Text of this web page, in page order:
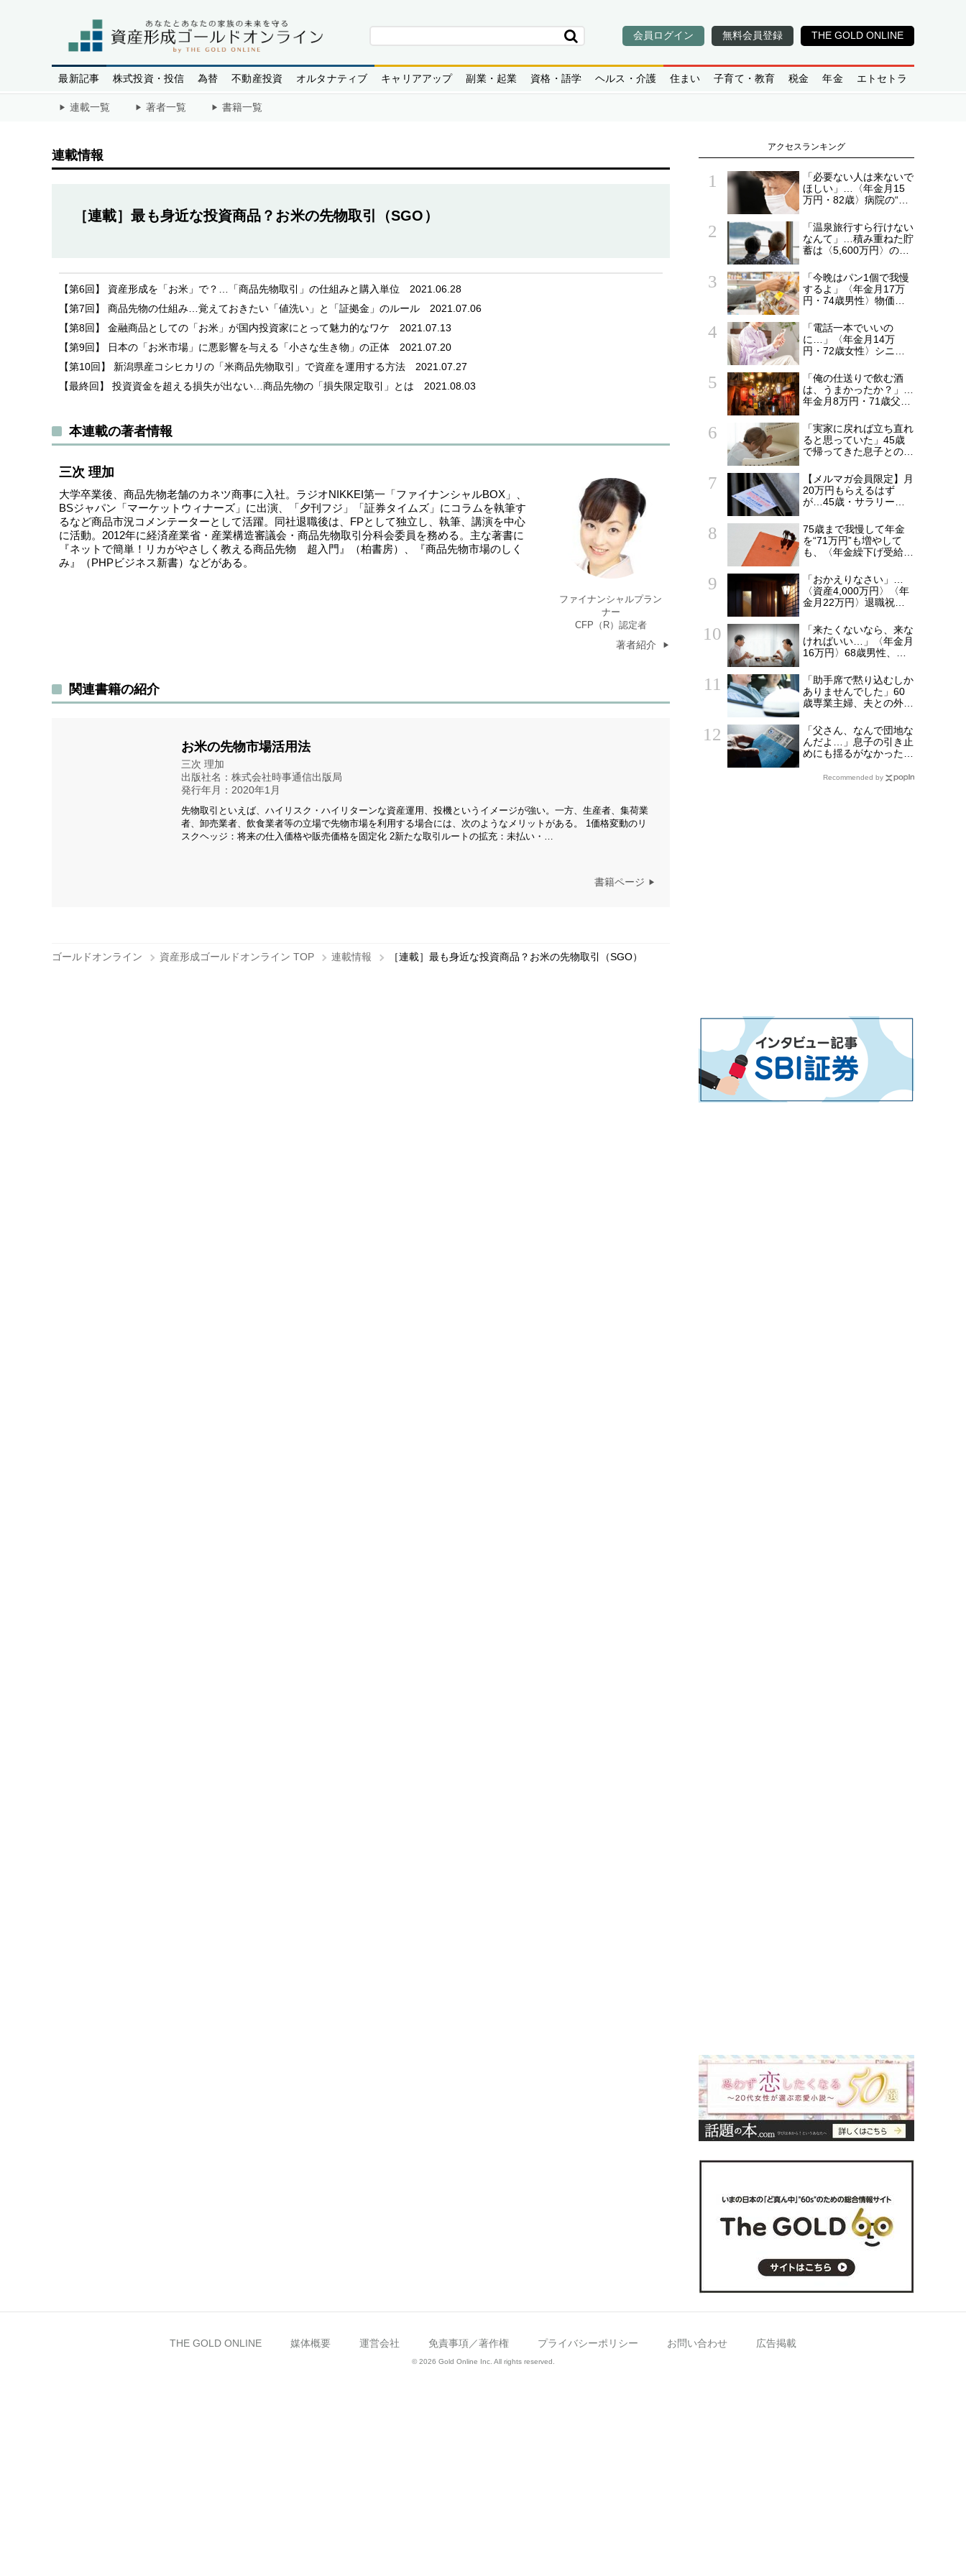
会員ログイン 無料会員登録 THE GOLD ONLINE
最新記事 株式投資・投信 為替 不動産投資 オルタナティブ キャリアアップ 副業・起業 資格・語学 ヘルス・介護 住まい 子育て・教育 税金 年金 エトセトラ
連載一覧 著者一覧 書籍一覧
連載情報
［連載］最も身近な投資商品？お米の先物取引（SGO）
【第6回】 資産形成を「お米」で？…「商品先物取引」の仕組みと購入単位
2021.06.28
【第7回】 商品先物の仕組み…覚えておきたい「値洗い」と「証拠金」のルール
2021.07.06
【第8回】 金融商品としての「お米」が国内投資家にとって魅力的なワケ
2021.07.13
【第9回】 日本の「お米市場」に悪影響を与える「小さな生き物」の正体
2021.07.20
【第10回】 新潟県産コシヒカリの「米商品先物取引」で資産を運用する方法
2021.07.27
【最終回】 投資資金を超える損失が出ない…商品先物の「損失限定取引」とは
2021.08.03
本連載の著者情報
三次 理加
大学卒業後、商品先物老舗のカネツ商事に入社。ラジオNIKKEI第一「ファイナンシャルBOX」、
BSジャパン「マーケットウィナーズ」に出演、「夕刊フジ」「証券タイムズ」にコラムを執筆す
るなど商品市況コメンテーターとして活躍。同社退職後は、FPとして独立し、執筆、講演を中心
に活動。2012年に経済産業省・産業構造審議会・商品先物取引分科会委員を務める。主な著書に
『ネットで簡単！リカがやさしく教える商品先物 超入門』（柏書房）、『商品先物市場のしく
み』（PHPビジネス新書）などがある。
ファイナンシャルプラン
ナー
CFP（R）認定者
著者紹介
関連書籍の紹介
お米の先物市場活用法
三次 理加
出版社名：株式会社時事通信出版局
発行年月：2020年1月
先物取引といえば、ハイリスク・ハイリターンな資産運用、投機というイメージが強い。一方、生産者、集荷業
者、卸売業者、飲食業者等の立場で先物市場を利用する場合には、次のようなメリットがある。 1価格変動のリ
スクヘッジ：将来の仕入価格や販売価格を固定化 2新たな取引ルートの拡充：未払い・…
書籍ページ
ゴールドオンライン 資産形成ゴールドオンライン TOP 連載情報 ［連載］最も身近な投資商品？お米の先物取引（SGO）
アクセスランキング
「必要ない人は来ないで
ほしい」…〈年金月15
万円・82歳〉病院の“常
られた20代会社員の本
音。それでも通い続ける
理由
「温泉旅行すら行けない
なんて」…積み重ねた貯
蓄は〈5,600万円〉の68
を貯めたはずが「馬鹿だ
った」肩を落とす理由
「今晩はパン1個で我慢
するよ」〈年金月17万
円・74歳男性〉物価高
食卓”
「電話一本でいいの
に…」〈年金月14万
円・72歳女性〉シニア
家族からの連絡
「俺の仕送りで飲む酒
は、うまかったか？」…
年金月8万円・71歳父を
助〉が途絶えた夜
「実家に戻れば立ち直れ
ると思っていた」45歳
で帰ってきた息子との同
万円・75歳母〉が漏ら
した本音
【メルマガ会員限定】月
20万円もらえるはず
が…45歳・サラリーマ
抱いた違和感。「年金ル
ール」知らずにそのまま
20年…65歳で受け取る
ことになる年金額に唖然
75歳まで我慢して年金
を“71万円”も増やして
も、〈年金繰下げ受給〉
偶者が年下の人」「定年
後も働く人」「特別な年
金を受け取れる人」
【CFPが解説】
「おかえりなさい」…
〈資産4,000万円〉〈年
金月22万円〉退職祝い
行」から帰国した65歳
夫婦。余韻を吹き飛ばし
た“破綻の影”
「来たくないなら、来な
ければいい…」〈年金月
16万円〉68歳男性、家
ずが、夫婦2人寂しく食
卓を囲むワケ
「助手席で黙り込むしか
ありませんでした」60
歳専業主婦、夫との外出
和感”
「父さん、なんで団地な
んだよ…」息子の引き止
めにも揺るがなかった
男性〉の決意
Recommended by